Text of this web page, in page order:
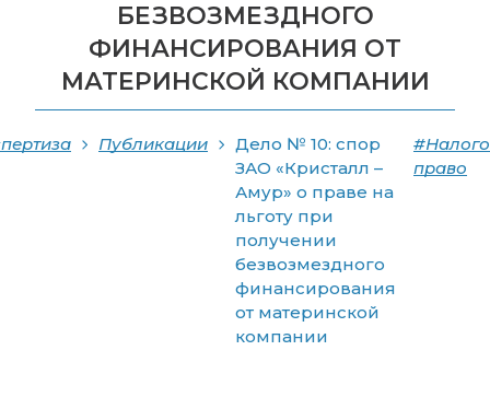
БЕЗВОЗМЕЗДНОГО
ФИНАНСИРОВАНИЯ ОТ
МАТЕРИНСКОЙ КОМПАНИИ
Публикации
Дело № 10: спор
ЗАО «Кристалл –
Амур» о праве на
льготу при
получении
безвозмездного
финансирования
от материнской
компании
право